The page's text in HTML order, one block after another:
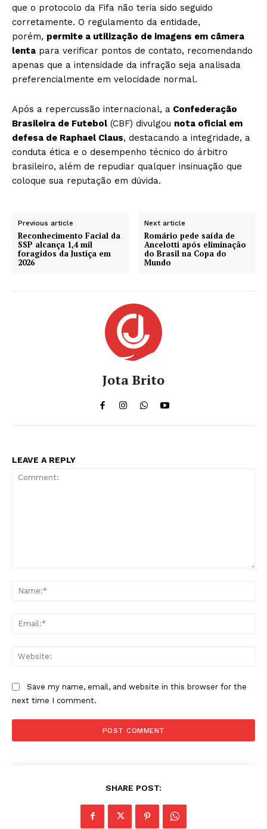
que o protocolo da Fifa não teria sido seguido
corretamente. O regulamento da entidade,
porém, permite a utilização de imagens em câmera
lenta para verificar pontos de contato, recomendando
apenas que a intensidade da infração seja analisada
preferencialmente em velocidade normal.
Após a repercussão internacional, a Confederação
Brasileira de Futebol (CBF) divulgou nota oficial em
defesa de Raphael Claus, destacando a integridade, a
conduta ética e o desempenho técnico do árbitro
brasileiro, além de repudiar qualquer insinuação que
coloque sua reputação em dúvida.
Previous article
Reconhecimento Facial da
SSP alcança 1,4 mil
foragidos da Justiça em
2026
Next article
Romário pede saída de
Ancelotti após eliminação
do Brasil na Copa do
Mundo
Jota Brito
LEAVE A REPLY
Save my name, email, and website in this browser for the
next time I comment.
SHARE POST: